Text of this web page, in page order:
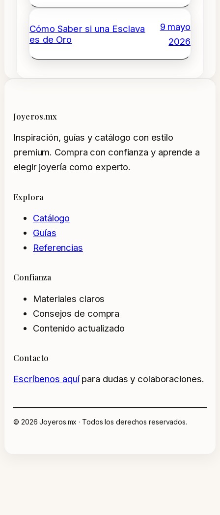
Cómo Saber si una Esclava
es de Oro
9 mayo
2026
Joyeros.mx
Inspiración, guías y catálogo con estilo
premium. Compra con confianza y aprende a
elegir joyería como experto.
Explora
Catálogo
Guías
Referencias
Confianza
Materiales claros
Consejos de compra
Contenido actualizado
Contacto
Escríbenos aquípara dudas y colaboraciones.
© 2026 Joyeros.mx · Todos los derechos reservados.